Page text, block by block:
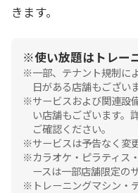
きます。
使い放題はトレー
一部、テナント規制に
日がある店舗もございま
サービスおよび関連設
い店舗もございます。
ご確認ください。
サービスは予告なく変
カラオケ・ピラティス
ースは一部店舗限定の
トレーニングマシン・